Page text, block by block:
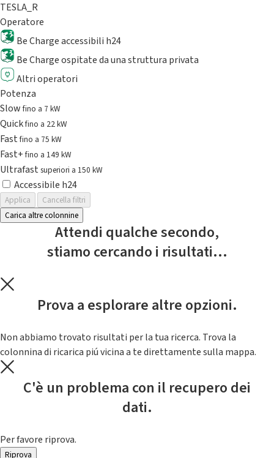
TESLA_R
Operatore
Be Charge accessibili h24
Be Charge ospitate da una struttura privata
Altri operatori
Potenza
Slowfino a 7 kW
Quickfino a 22 kW
Fastfino a 75 kW
Fast+fino a 149 kW
Ultrafast superiori a 150 kW
Accessibile h24
Applica
Cancella filtri
Carica altre colonnine
Attendi qualche secondo,
stiamo cercando i risultati...
Prova a esplorare altre opzioni.
Non abbiamo trovato risultati per la tua ricerca. Trova la
colonnina di ricarica piú vicina a te direttamente sulla mappa.
C'è un problema con il recupero dei
dati.
Per favore riprova.
Riprova